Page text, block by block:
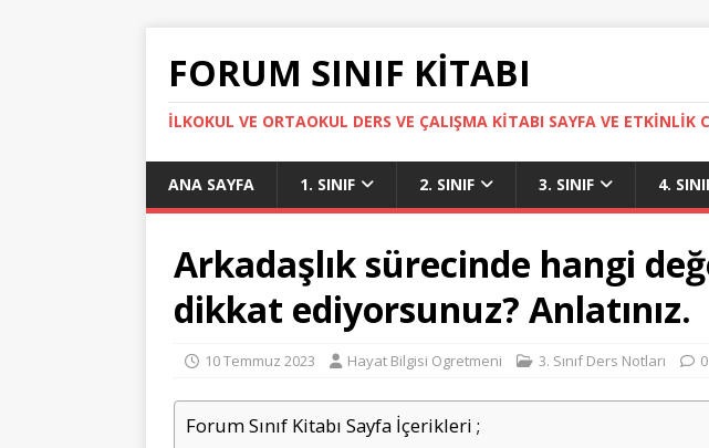
FORUM SINIF KITABI
İLKOKUL VE ORTAOKUL DERS VE ÇALIŞMA KITABI SAYFA VE ETKINLIK
ANA SAYFA 1. SINIF 2. SINIF 3. SINIF 4.
Arkadaşlık sürecinde hangi
dikkat ediyorsunuz? Anlatınız.
10 Temmuz 2023 Hayat Bilgisi Ogretmeni 3. Sınıf Ders Notları 0
Forum Sınıf Kitabı Sayfa İçerikleri ;